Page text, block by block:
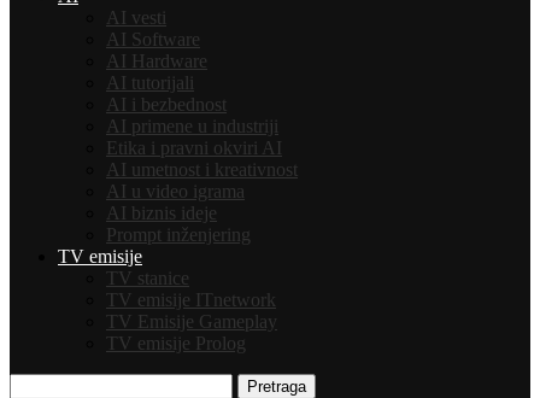
AI vesti
AI Software
AI Hardware
AI tutorijali
AI i bezbednost
AI primene u industriji
Etika i pravni okviri AI
AI umetnost i kreativnost
AI u video igrama
AI biznis ideje
Prompt inženjering
TV emisije
TV stanice
TV emisije ITnetwork
TV Emisije Gameplay
TV emisije Prolog
Pretraga